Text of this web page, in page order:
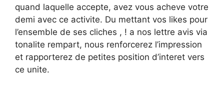
quand laquelle accepte, avez vous acheve votre
demi avec ce activite. Du mettant vos likes pour
l’ensemble de ses cliches , ! a nos lettre avis via
tonalite rempart, nous renforcerez l’impression
et rapporterez de petites position d’interet vers
ce unite.